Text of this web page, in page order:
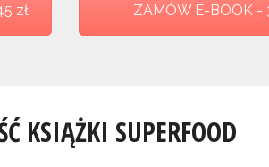
zł ZAMÓW E-BOOK -
KSIĄŻKI SUPERFOOD